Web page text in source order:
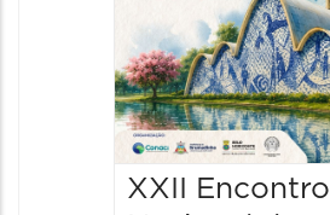
XXII Encontro